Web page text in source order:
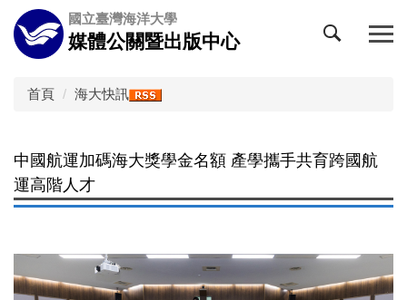
跳
到
主
國立臺灣海洋大學
媒體公關暨出版中心
首頁 海大快訊
中國航運加碼海大獎學金名額 產學攜手共育跨國航
運高階人才